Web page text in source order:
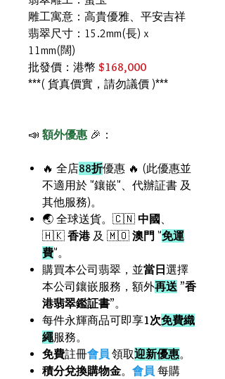
雕工寓意：高貴優雅、平安吉祥
翡翠尺寸：15.2mm(長) x
11mm(闊)
批發價：港幣 $168,000
***( 貨真價實，請勿議價 )***
📣 額外優惠 🎉：
🔥 全店88折優惠 🔥 (此優惠並
不適用於 "鑲嵌"、代辦証書 及
其他服務)。
🌏 全球送貨。🇨🇳 中國 、
🇭🇰 香港及 🇲🇴 澳門 "免運
費"。
購買本公司翡翠，並當日 選擇
本公司鑲嵌服務，額外再送 ”香
港翡翠鑑証書”。
每件永輝商品可即享1次免費織
繩服務。
免費註冊會員 領取迎新優惠。
積分兌換購物金。 會員 每購